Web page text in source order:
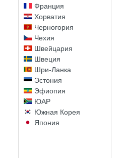
Франция
Хорватия
Черногория
Чехия
Швейцария
Швеция
Шри-Ланка
Эстония
Эфиопия
ЮАР
Южная Корея
Япония